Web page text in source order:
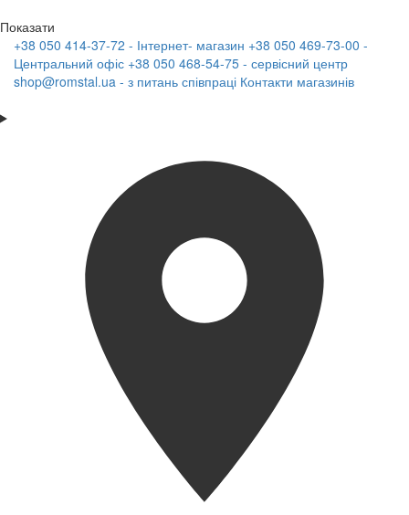
Показати
+38 050 414-37-72 - Інтернет- магазин +38 050 469-73-00 -
Центральний офіс +38 050 468-54-75 - сервісний центр
shop@romstal.ua - з питань співпраці Контакти магазинів